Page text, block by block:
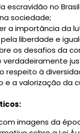
escravidão no
sociedade;
a importância da
liberdade e
os desafios da
verdadeiramente
respeito à
e a valorização da
imagens da